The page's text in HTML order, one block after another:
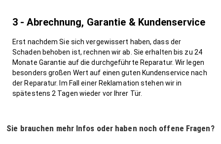
3 - Abrechnung, Garantie & Kundenservice
Erst nachdem Sie sich vergewissert haben, dass der
Schaden behoben ist, rechnen wir ab. Sie erhalten bis zu 24
Monate Garantie auf die durchgeführte Reparatur. Wir legen
besonders großen Wert auf einen guten Kundenservice nach
der Reparatur. Im Fall einer Reklamation stehen wir in
spätestens 2 Tagen wieder vor Ihrer Tür.
Sie brauchen mehr Infos oder haben noch offene Fragen?